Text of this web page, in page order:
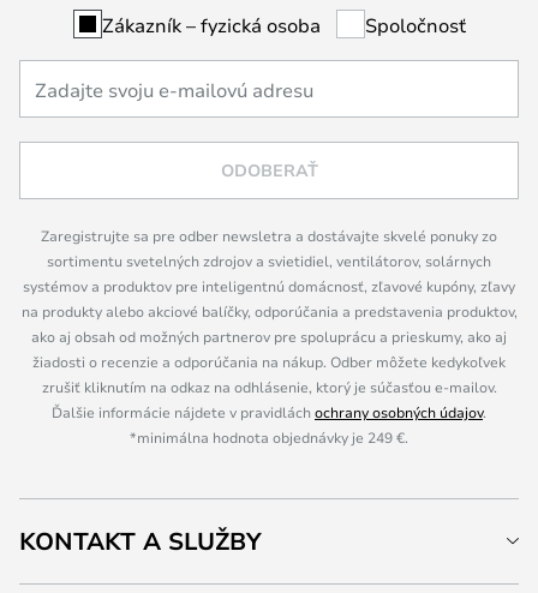
Zákazník – fyzická osoba Spoločnosť
ODOBERAŤ
Zaregistrujte sa pre odber newsletra a dostávajte skvelé ponuky zo
sortimentu svetelných zdrojov a svietidiel, ventilátorov, solárnych
systémov a produktov pre inteligentnú domácnosť, zľavové kupóny, zľavy
na produkty alebo akciové balíčky, odporúčania a predstavenia produktov,
ako aj obsah od možných partnerov pre spoluprácu a prieskumy, ako aj
žiadosti o recenzie a odporúčania na nákup. Odber môžete kedykoľvek
zrušiť kliknutím na odkaz na odhlásenie, ktorý je súčasťou e-mailov.
Ďalšie informácie nájdete v pravidláchochrany osobných údajov.
*minimálna hodnota objednávky je 249 €.
KONTAKT A SLUŽBY